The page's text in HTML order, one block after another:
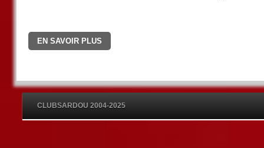
EN SAVOIR PLUS
CLUBSARDOU 2004-2025